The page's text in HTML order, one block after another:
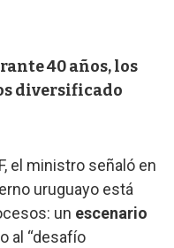
40 años, los
diversificado
el ministro señaló en
uruguayo está
un escenario
al “desafío